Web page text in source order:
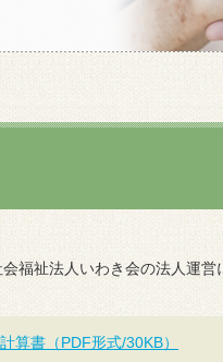
福祉法人いわき会の法人運営
算書（PDF形式/30KB）